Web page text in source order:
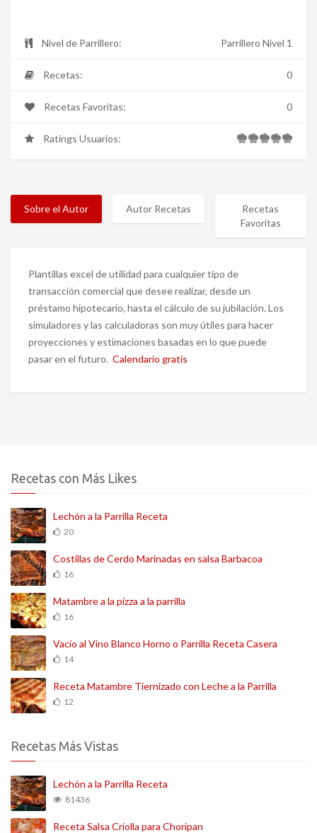
Nivel de Parrillero: Parrillero Nivel 1
Recetas: 0
Recetas Favoritas: 0
Ratings Usuarios:
Sobre el Autor Autor Recetas
Recetas
Favoritas
Plantillas excel de utilidad para cualquier tipo de
transacción comercial que desee realizar, desde un
préstamo hipotecario, hasta el cálculo de su jubilación. Los
simuladores y las calculadoras son muy útiles para hacer
proyecciones y estimaciones basadas en lo que puede
pasar en el futuro. Calendario gratis
Recetas con Más Likes
Lechón a la Parrilla Receta
20
Costillas de Cerdo Marinadas en salsa Barbacoa
16
Matambre a la pizza a la parrilla
16
Vacío al Vino Blanco Horno o Parrilla Receta Casera
14
Receta Matambre Tiernizado con Leche a la Parrilla
12
Recetas Más Vistas
Lechón a la Parrilla Receta
81436
Receta Salsa Criolla para Choripan